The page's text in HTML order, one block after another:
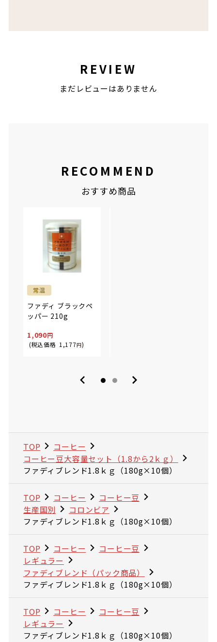
REVIEW
まだレビューはありません
RECOMMEND
おすすめ商品
常温
ファディ ブラックペ
ッパー 210g
1,090
(税込価格 1,177円)
TOP
コーヒー
コーヒー豆大容量セット（1.8から2ｋｇ）
ファディブレンド1.8ｋｇ（180g×10個）
TOP コーヒー
コーヒー豆
生産国別
コロンビア
ファディブレンド1.8ｋｇ（180g×10個）
TOP コーヒー
コーヒー豆
レギュラー
ファディブレンド（パック商品）
ファディブレンド1.8ｋｇ（180g×10個）
TOP コーヒー
コーヒー豆
レギュラー
ファディブレンド1.8ｋｇ（180g×10個）